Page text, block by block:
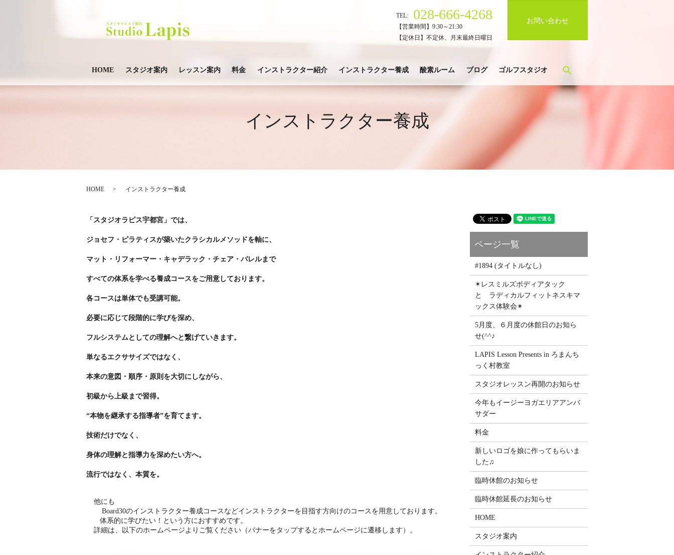
TEL: 028-666-4268
【営業時間】9:30～21:30
【定休日】不定休、月末最終日曜日
お問い合わせ
HOME スタジオ案内 レッスン案内 料金 インストラクター紹介 インストラクター養成 酸素ルーム ブログ ゴルフスタジオ
インストラクター養成
HOME インストラクター養成
「スタジオラピス宇都宮」では、
ジョセフ・ピラティスが築いたクラシカルメソッドを軸に、
マット・リフォーマー・キャデラック・チェア・バレルまで
すべての体系を学べる養成コースをご用意しております。
各コースは単体でも受講可能。
必要に応じて段階的に学びを深め、
フルシステムとしての理解へと繋げていきます。
単なるエクササイズではなく、
本来の意図・順序・原則を大切にしながら、
初級から上級まで習得。
“本物を継承する指導者”を育てます。
技術だけでなく、
身体の理解と指導力を深めたい方へ。
流行ではなく、本質を。
他にも
Board30のインストラクター養成コースなどインストラクターを目指す方向けのコースを用意しております。
体系的に学びたい！という方におすすめです。
詳細は、以下のホームページよりご覧ください（バナーをタップするとホームページに遷移します）。
#1894 (タイトルなし)
✴レスミルズボディアタック
と ラディカルフィットネスキマ
ックス体験会✴
5月度、６月度の休館日のお知ら
せ(^^♪
LAPIS Lesson Presents in ろまんち
っく村教室
スタジオレッスン再開のお知らせ
今年もイージーヨガエリアアンバ
サダー
料金
新しいロゴを娘に作ってもらいま
した♫
臨時休館のお知らせ
臨時休館延長のお知らせ
HOME
スタジオ案内